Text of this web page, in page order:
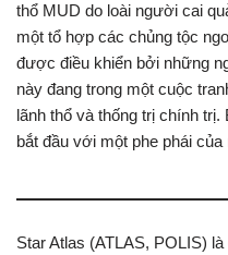
thổ MUD do loài người cai
một tổ hợp các chủng tộc
được điều khiển bởi những
này đang trong một cuộc
lãnh thổ và thống trị chính
bắt đầu với một phe phái
Star Atlas (ATLAS, POLIS)